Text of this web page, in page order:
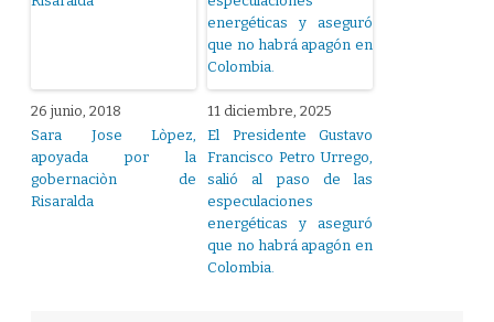
26 junio, 2018
Sara Jose Lòpez,
apoyada por la
gobernaciòn de
Risaralda
11 diciembre, 2025
El Presidente Gustavo
Francisco Petro Urrego,
salió al paso de las
especulaciones
energéticas y aseguró
que no habrá apagón en
Colombia.